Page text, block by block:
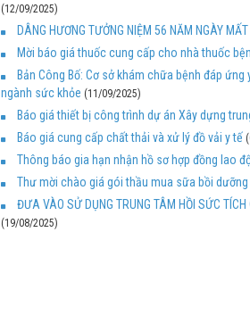
(12/09/2025)
DÂNG HƯƠNG TƯỞNG NIỆM 56 NĂM NGÀY
Mời báo giá thuốc cung cấp cho nhà thuốc
Bản Công Bố: Cơ sở khám chữa bệnh đáp
ngành sức khỏe (11/09/2025)
Báo giá thiết bị công trình dự án Xây dựng
Báo giá cung cấp chất thải và xử lý đồ vải y tế
Thông báo gia hạn nhận hồ sơ hợp đồng lao
Thư mời chào giá gói thầu mua sữa bồi
ĐƯA VÀO SỬ DỤNG TRUNG TÂM HỒI SỨC
(19/08/2025)